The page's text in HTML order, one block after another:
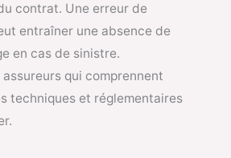
contrat. Une erreur de
entraîner une absence de
en cas de sinistre.
qui comprennent
techniques et réglementaires